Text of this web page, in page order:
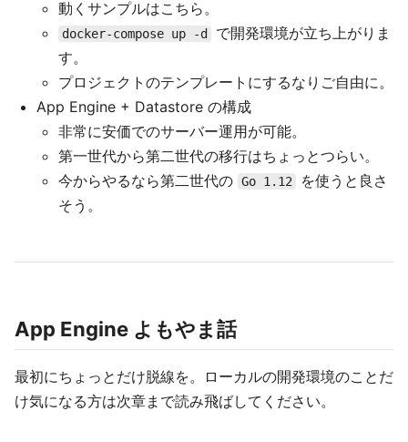
動くサンプルはこちら。
docker-compose up -d
で開発環境が立ち上がりま
す。
プロジェクトのテンプレートにするなりご自由に。
App Engine + Datastore の構成
非常に安価でのサーバー運用が可能。
第一世代から第二世代の移行はちょっとつらい。
今からやるなら第二世代の Go 1.12
を使うと良さ
そう。
App Engine よもやま話
最初にちょっとだけ脱線を。ローカルの開発環境のことだ
け気になる方は次章まで読み飛ばしてください。